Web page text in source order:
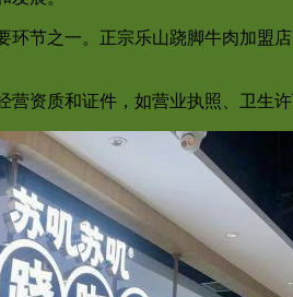
环节之一。正宗乐山跷脚牛肉加盟
营资质和证件，如营业执照、卫生